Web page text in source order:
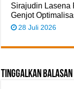
Sirajudin Lasena
Genjot
28 Juli 2026
Tinggalkan Balasan